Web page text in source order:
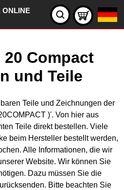
ONLINE
Compact
und Teile
Teile und Zeichnungen der
)'. Von hier aus
Teile direkt bestellen. Viele
beim Hersteller bestellt werden,
Alle Informationen, die wir
Website. Wir können Sie
Dazu müssen Sie die
Bitte beachten Sie